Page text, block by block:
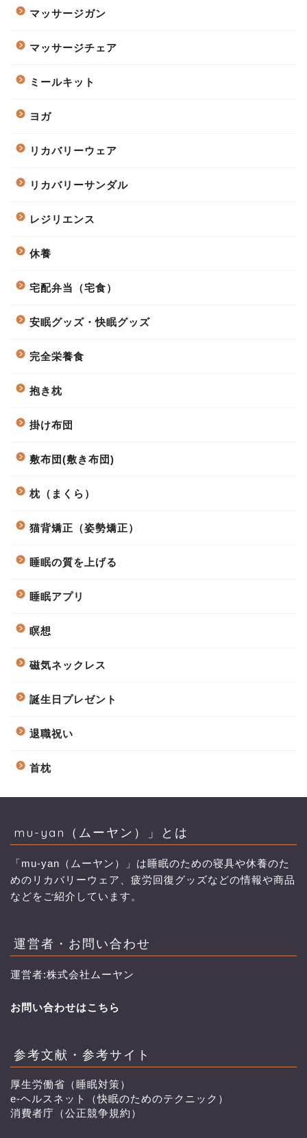
マッサージガン
マッサージチェア
ミールキット
ヨガ
リカバリーウェア
リカバリーサンダル
レジリエンス
休養
宅配弁当（宅食）
安眠グッズ・快眠グッズ
完全栄養食
抱き枕
掛け布団
敷布団(敷き布団)
枕（まくら）
猫背矯正（姿勢矯正）
睡眠の質を上げる
睡眠アプリ
瞑想
磁気ネックレス
誕生日プレゼント
退職祝い
首枕
mu-yan（ムーヤン）」とは
「mu-yan（ムーヤン）」は睡眠のための寝具や休養のた
めのリカバリーウェア、疲労回復グッズなどの情報や商品
などをご紹介しています。
運営者・お問い合わせ
運営者:株式会社ムーヤン
お問い合わせはこちら
参考文献・参考サイト
厚生労働省（睡眠対策）
e-ヘルスネット（快眠のためのテクニック）
消費者庁（公正競争規約）